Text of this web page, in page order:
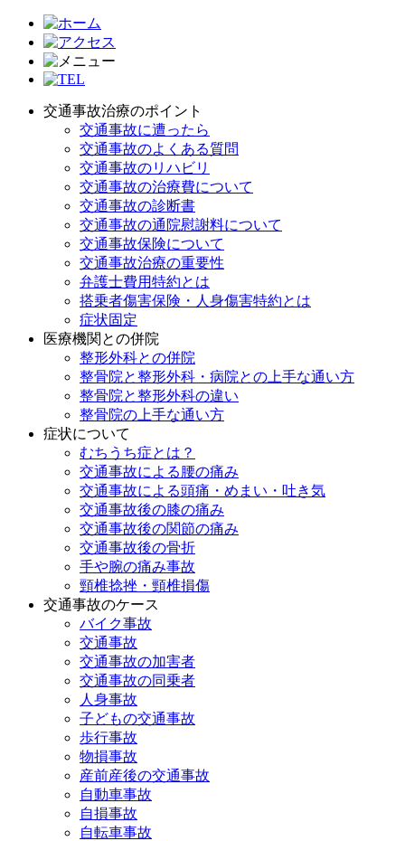
交通事故治療のポイント
交通事故に遭ったら
交通事故のよくある質問
交通事故のリハビリ
交通事故の治療費について
交通事故の診断書
交通事故の通院慰謝料について
交通事故保険について
交通事故治療の重要性
弁護士費用特約とは
搭乗者傷害保険・人身傷害特約とは
症状固定
医療機関との併院
整形外科との併院
整骨院と整形外科・病院との上手な通い方
整骨院と整形外科の違い
整骨院の上手な通い方
症状について
むちうち症とは？
交通事故による腰の痛み
交通事故による頭痛・めまい・吐き気
交通事故後の膝の痛み
交通事故後の関節の痛み
交通事故後の骨折
手や腕の痛み事故
頸椎捻挫・頸椎損傷
交通事故のケース
バイク事故
交通事故
交通事故の加害者
交通事故の同乗者
人身事故
子どもの交通事故
歩行事故
物損事故
産前産後の交通事故
自動車事故
自損事故
自転車事故